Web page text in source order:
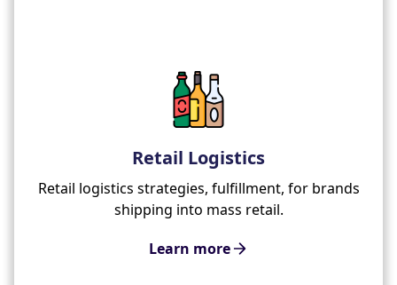
Retail Logistics
Retail logistics strategies, fulfillment, for brands
shipping into mass retail.
Learn more